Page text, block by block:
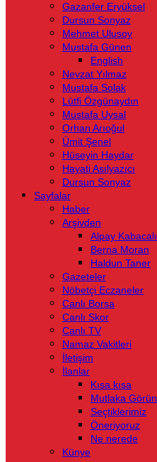
Gazanfer Eryüksel
Dursun Sonyaz
Mehmet Ulusoy
Mustafa Günen
English
Nevzat Yılmaz
Mustafa Solak
Lütfi Özgünaydın
Mustafa Uysal
Orhan Arıoğul
Ümit Şenel
Hüseyin Haydar
Hayati Asılyazıcı
Dursun Sonyaz
Sayfalar
Haber
Arşivden
Alpay Kabacalı
Berna Moran
Haldun Taner
Gazeteler
Nöbetçi Eczaneler
Canlı Borsa
Canlı Skor
Canlı TV
Namaz Vakitleri
İletişim
İlanlar
Kısa kısa
Mutlaka Görün
Seçtiklerimiz
Öneriyoruz
Ne nerede
Künye